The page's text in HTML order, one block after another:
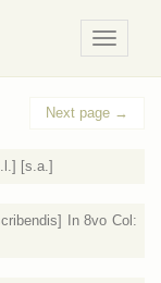
/
Meniu
Next page →
[s.a.]
In 8vo Col: